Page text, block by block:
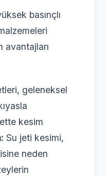
basınçlı
avantajları
geleneksel
kesim
Su jeti kesimi,
neden